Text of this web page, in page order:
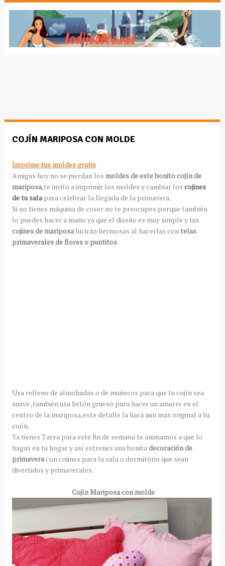
COJÍN MARIPOSA CON MOLDE
Imprime tus moldes gratis
Amigas hoy no se pierdan los moldes de este bonito cojín de
mariposa,te invito a imprimir los moldes y cambiar los cojines
de tu salapara celebrar la llegada de la primavera.
Si no tienes máquina de coser no te preocupes porque también
lo puedes hacer a mano ya que el diseño es muy simple y tus
cojines de mariposalucirán hermosas al hacerlas con telas
primaverales de flores o puntitos.
Usa relleno de almohadas o de muñecos para que tu cojín sea
suave ,también usa listón grueso para hacer un amarre en el
centro de la mariposa,este detalle la hará aun mas original a tu
cojín.
Ya tienes Tarea para este fin de semana te animamos a que lo
hagas en tu hogar y así estrenes una bonita decoración de
primaveracon cojines para la sala o dormitorio que sean
divertidos y primaverales.
Cojín Mariposa con molde